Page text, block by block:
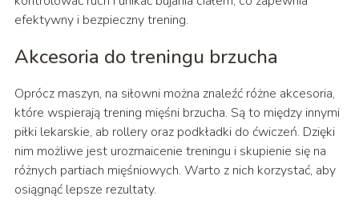
efektywny i bezpieczny trening.
Akcesoria do treningu brzucha
Oprócz maszyn, na siłowni można znaleźć różne akcesoria,
które wspierają trening mięśni brzucha. Są to między innymi
piłki lekarskie, ab rollery oraz podkładki do ćwiczeń. Dzięki
nim możliwe jest urozmaicenie treningu i skupienie się na
różnych partiach mięśniowych. Warto z nich korzystać, aby
osiągnąć lepsze rezultaty.